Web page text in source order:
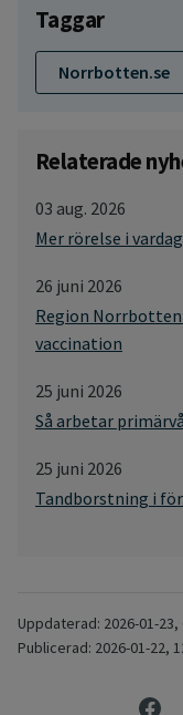
Taggar
Norrbotten.se
Relaterade
03 aug. 2026
Mer rörelse i
26 juni 2026
Region
vaccination
25 juni 2026
Så arbetar
25 juni 2026
Tandborstning i
Uppdaterad: 2026-01-23,
Publicerad: 2026-01-22,